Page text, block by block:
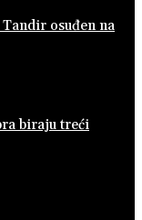
osuđen na
biraju treći